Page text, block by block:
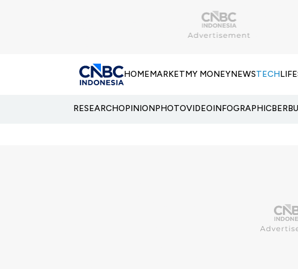
HOMEMARKETMY MONEYNEWSTECH
RESEARCHOPINIONPHOTOVIDEOINFOGRAPHIC